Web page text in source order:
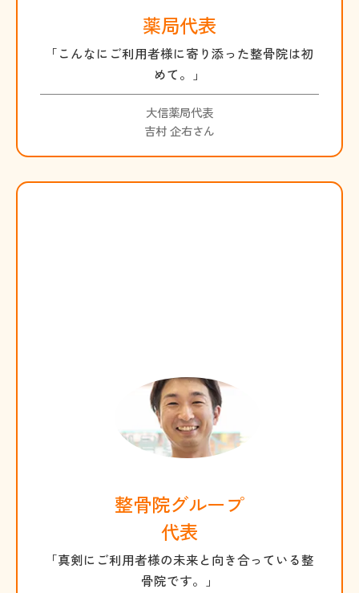
薬局代表
「こんなにご利用者様に寄り添った整骨院は初
めて。」
大信薬局代表
吉村 企右さん
整骨院グループ
代表
「真剣にご利用者様の未来と向き合っている整
骨院です。」